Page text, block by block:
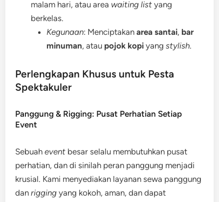
malam hari, atau area waiting list yang
berkelas.
Kegunaan: Menciptakanarea santai, bar
minuman, atau pojok kopi yangstylish.
Perlengkapan Khusus untuk Pesta
Spektakuler
Panggung & Rigging: Pusat Perhatian Setiap
Event
Sebuahevent besar selalu membutuhkan pusat
perhatian, dan di sinilah peran panggung menjadi
krusial. Kami menyediakan layanan sewa panggung
danrigging yang kokoh, aman, dan dapat